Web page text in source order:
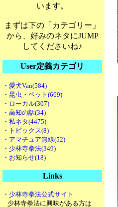
います。
まずは下の「カテゴリー」
から、好みのネタにJUMP
してくださいね♪
User定義カテゴリ
・愛犬Van(584)
・昆虫・ペット(669)
・ローカル(307)
・高知の話(34)
・私ネタ(4475)
・トピックス(8)
・アマチュア無線(52)
・少林寺拳法(349)
・お知らせ(18)
Links
・少林寺拳法公式サイト
少林寺拳法に興味がある方は